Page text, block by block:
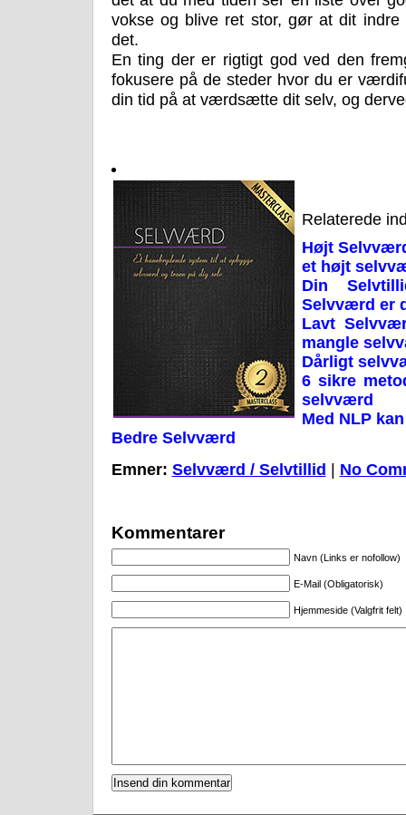
vokse og blive ret stor, gør at dit
det.
En ting der er rigtigt god ved den
fokusere på de steder hvor du er
din tid på at værdsætte dit selv, og
Relaterede
Højt
et højt
Din
Selvværd er
Lavt
mangle
Dårligt
6 sikre
selvværd
Med NLP
Bedre Selvværd
Emner: Selvværd / Selvtillid No
Kommentarer
Navn (Links er nofollow)
E-Mail (Obligatorisk)
Hjemmeside (Valgfrit felt)